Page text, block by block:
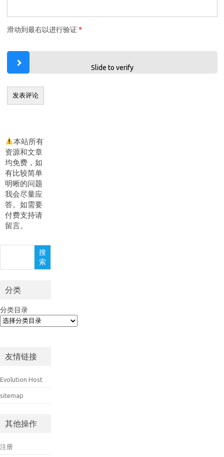
滑动到最右以进行验证 *
Slide to verify
本站所有
资源和文章
均免费，如
有比较简单
明晰的问题
我会尽量应
答。如需要
付费支持请
留言。
搜
索
分类
分类目录
友情链接
Evolution Host
sitemap
其他操作
注册